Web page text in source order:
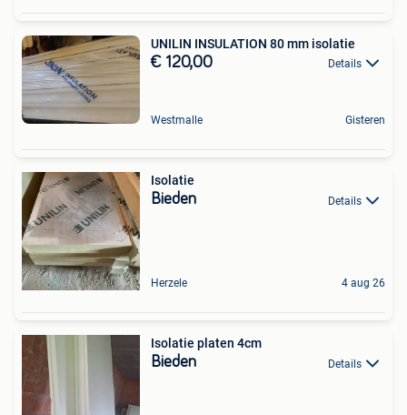
UNILIN INSULATION 80 mm isolatie
€ 120,00 Details
Westmalle Gisteren
Isolatie
Bieden Details
Herzele 4 aug 26
Isolatie platen 4cm
Bieden Details